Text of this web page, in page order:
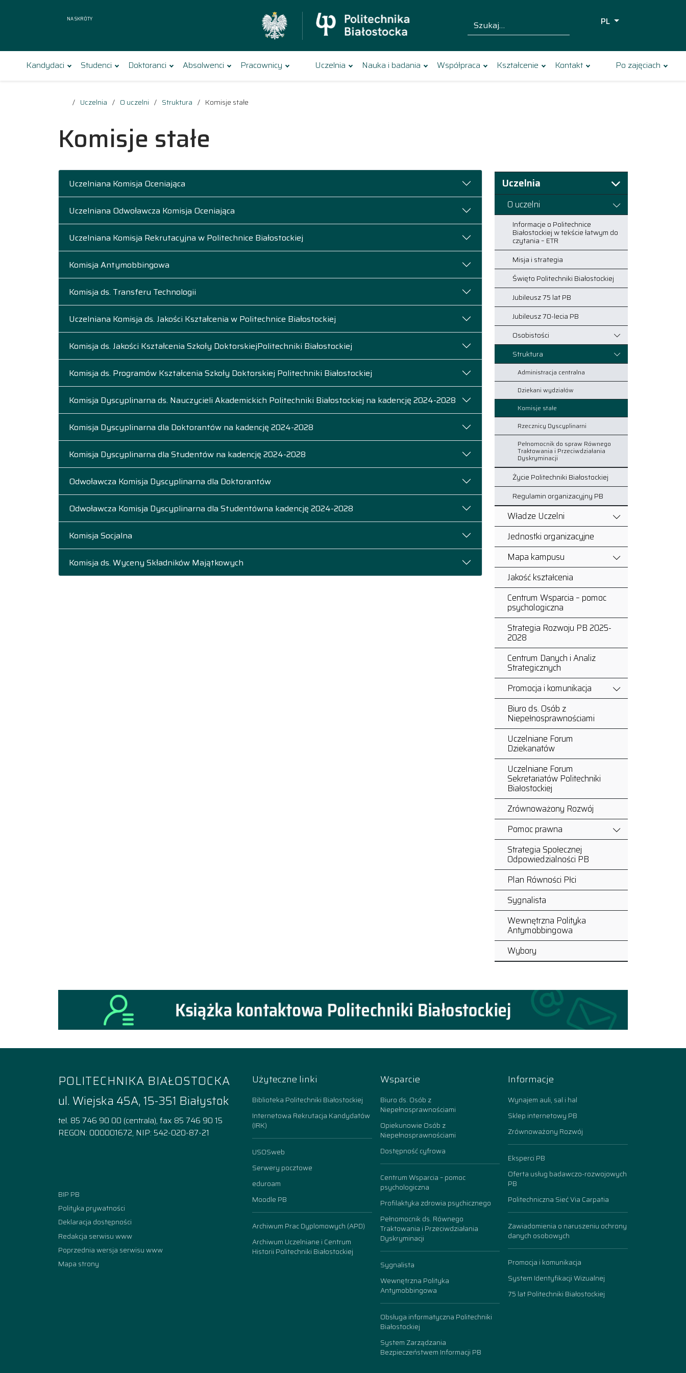
Na skróty Szukaj dla:
PL
Kandydaci Studenci Doktoranci Absolwenci Pracownicy Uczelnia Nauka i badania Współpraca Kształcenie Kontakt Po zajęciach
Uczelnia O uczelni Struktura Komisje stałe
Komisje stałe
Uczelniana Komisja Oceniająca
Uczelniana Odwoławcza Komisja Oceniająca
Uczelniana Komisja Rekrutacyjna w Politechnice Białostockiej
Komisja Antymobbingowa
Komisja ds. Transferu Technologii
Uczelniana Komisja ds. Jakości Kształcenia w Politechnice Białostockiej
Komisja ds. Jakości Kształcenia Szkoły DoktorskiejPolitechniki Białostockiej
Komisja ds. Programów Kształcenia Szkoły Doktorskiej Politechniki Białostockiej
Komisja Dyscyplinarna ds. Nauczycieli Akademickich Politechniki Białostockiej na kadencję 2024-2028
Komisja Dyscyplinarna dla Doktorantów na kadencję 2024-2028
Komisja Dyscyplinarna dla Studentów na kadencję 2024-2028
Odwoławcza Komisja Dyscyplinarna dla Doktorantów
Odwoławcza Komisja Dyscyplinarna dla Studentówna kadencję 2024-2028
Komisja Socjalna
Komisja ds. Wyceny Składników Majątkowych
Uczelnia
O uczelni
Informacje o Politechnice
Białostockiej w tekście łatwym do
czytania – ETR
Misja i strategia
Święto Politechniki Białostockiej
Jubileusz 75 lat PB
Jubileusz 70-lecia PB
Osobistości
Struktura
Administracja centralna
Dziekani wydziałów
Komisje stałe
Rzecznicy Dyscyplinarni
Pełnomocnik do spraw Równego
Traktowania i Przeciwdziałania
Dyskryminacji
Życie Politechniki Białostockiej
Regulamin organizacyjny PB
Władze Uczelni
Jednostki organizacyjne
Mapa kampusu
Jakość kształcenia
Centrum Wsparcia – pomoc
psychologiczna
Strategia Rozwoju PB 2025-
2028
Centrum Danych i Analiz
Strategicznych
Promocja i komunikacja
Biuro ds. Osób z
Niepełnosprawnościami
Uczelniane Forum
Dziekanatów
Uczelniane Forum
Sekretariatów Politechniki
Białostockiej
Zrównoważony Rozwój
Pomoc prawna
Strategia Społecznej
Odpowiedzialności PB
Plan Równości Płci
Sygnalista
Wewnętrzna Polityka
Antymobbingowa
Wybory
POLITECHNIKA BIAŁOSTOCKA
ul. Wiejska 45A, 15-351 Białystok
tel. 85 746 90 00 (centrala), fax 85 746 90 15
REGON: 000001672, NIP: 542-020-87-21
BIP PB
Polityka prywatności
Deklaracja dostępności
Redakcja serwisu www
Poprzednia wersja serwisu www
Mapa strony
Użyteczne linki
Biblioteka Politechniki Białostockiej
Internetowa Rekrutacja Kandydatów
(IRK)
USOSweb
Serwery pocztowe
eduroam
Moodle PB
Archiwum Prac Dyplomowych (APD)
Archiwum Uczelniane i Centrum
Historii Politechniki Białostockiej
Wsparcie
Biuro ds. Osób z
Niepełnosprawnościami
Opiekunowie Osób z
Niepełnosprawnościami
Dostępność cyfrowa
Centrum Wsparcia – pomoc
psychologiczna
Profilaktyka zdrowia psychicznego
Pełnomocnik ds. Równego
Traktowania i Przeciwdziałania
Dyskryminacji
Sygnalista
Wewnętrzna Polityka
Antymobbingowa
Obsługa informatyczna Politechniki
Białostockiej
System Zarządzania
Bezpieczeństwem Informacji PB
Informacje
Wynajem auli, sal i hal
Sklep internetowy PB
Zrównoważony Rozwój
Eksperci PB
Oferta usług badawczo-rozwojowych
PB
Politechniczna Sieć Via Carpatia
Zawiadomienia o naruszeniu ochrony
danych osobowych
Promocja i komunikacja
System Identyfikacji Wizualnej
75 lat Politechniki Białostockiej